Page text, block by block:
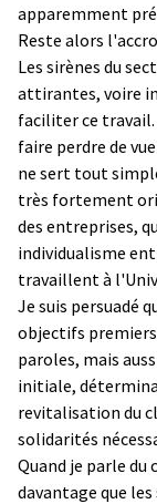
apparemment
Reste alors
Les sirènes du
attirantes, voire
faciliter ce
faire perdre de
ne sert tout
très fortement
des entreprises,
individualisme
travaillent à
Je suis persuadé
objectifs
paroles, mais
initiale,
revitalisation du
solidarités
Quand je parle
davantage que